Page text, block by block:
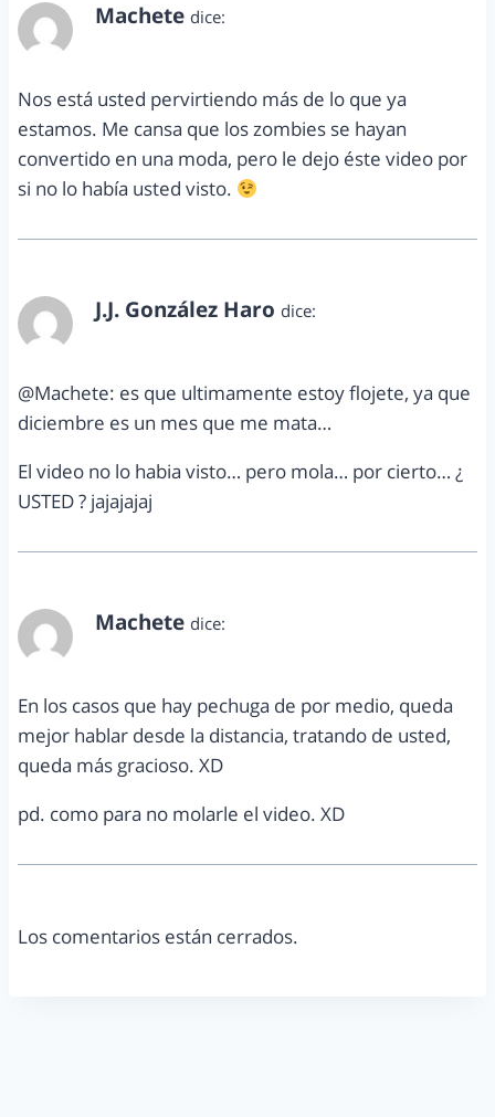
Machete dice:
Nos está usted pervirtiendo más de lo que ya
estamos. Me cansa que los zombies se hayan
convertido en una moda, pero le dejo éste video por
si no lo había usted visto.
J.J. González Haro dice:
@Machete: es que ultimamente estoy flojete, ya que
diciembre es un mes que me mata…
El video no lo habia visto… pero mola… por cierto… ¿
USTED ? jajajajaj
Machete dice:
En los casos que hay pechuga de por medio, queda
mejor hablar desde la distancia, tratando de usted,
queda más gracioso. XD
pd. como para no molarle el video. XD
Los comentarios están cerrados.